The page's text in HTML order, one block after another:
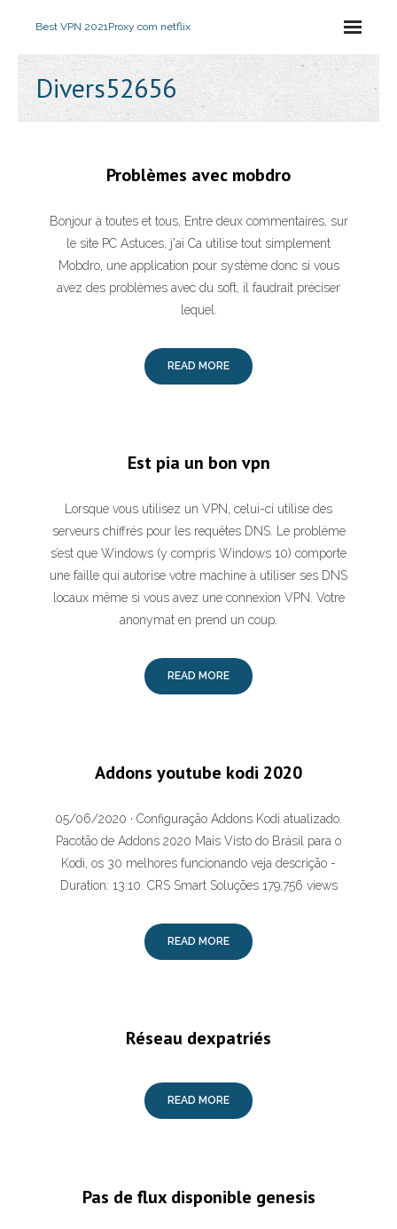
Best VPN 2021Proxy com netflix
Divers52656
Problèmes avec mobdro
Bonjour à toutes et tous, Entre deux commentaires, sur
le site PC Astuces, j'ai Ca utilise tout simplement
Mobdro, une application pour système donc si vous
avez des problèmes avec du soft, il faudrait préciser
lequel.
READ MORE
Est pia un bon vpn
Lorsque vous utilisez un VPN, celui-ci utilise des
serveurs chiffrés pour les requêtes DNS. Le problème
s’est que Windows (y compris Windows 10) comporte
une faille qui autorise votre machine à utiliser ses DNS
locaux même si vous avez une connexion VPN. Votre
anonymat en prend un coup.
READ MORE
Addons youtube kodi 2020
05/06/2020 · Configuração Addons Kodi atualizado.
Pacotão de Addons 2020 Mais Visto do Brásil para o
Kodi, os 30 melhores funcionando veja descrição -
Duration: 13:10. CRS Smart Soluções 179,756 views
READ MORE
Réseau dexpatriés
READ MORE
Pas de flux disponible genesis